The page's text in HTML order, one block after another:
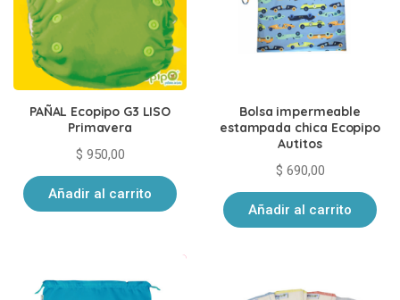
PAÑAL Ecopipo G3 LISO
Primavera
$ 950,00
Añadir al carrito
Bolsa impermeable
estampada chica Ecopipo
Autitos
$ 690,00
Añadir al carrito